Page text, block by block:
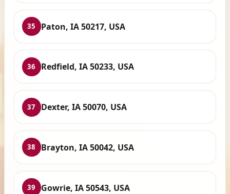
35 Paton, IA 50217, USA
36 Redfield, IA 50233, USA
37 Dexter, IA 50070, USA
38 Brayton, IA 50042, USA
39 Gowrie, IA 50543, USA